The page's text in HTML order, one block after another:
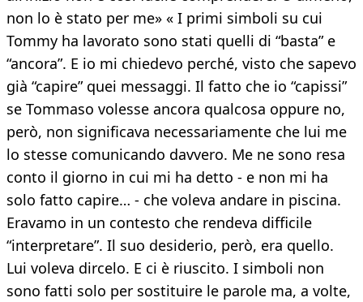
non lo è stato per me» « I primi simboli su cui
Tommy ha lavorato sono stati quelli di “basta” e
“ancora”. E io mi chiedevo perché, visto che sapevo
già “capire” quei messaggi. Il fatto che io “capissi”
se Tommaso volesse ancora qualcosa oppure no,
però, non significava necessariamente che lui me
lo stesse comunicando davvero. Me ne sono resa
conto il giorno in cui mi ha detto - e non mi ha
solo fatto capire… - che voleva andare in piscina.
Eravamo in un contesto che rendeva difficile
“interpretare”. Il suo desiderio, però, era quello.
Lui voleva dircelo. E ci è riuscito. I simboli non
sono fatti solo per sostituire le parole ma, a volte,